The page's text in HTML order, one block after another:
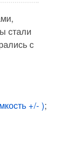
стали
с
+/- );